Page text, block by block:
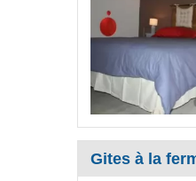
Gites à la